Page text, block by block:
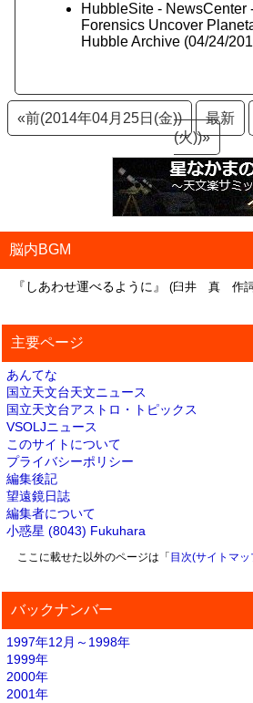
HubbleSite - NewsCenter
Forensics Uncover
Hubble Archive (04/24/
«前(2014年04月25日(金)) 最新
(火))»
脳内BGM
『しあわせ運べるように』 (臼井 真 作詞
主要ページ
あんてな
国立天文台天文ニュース
国立天文台アストロ・トピックス
VSOLJニュース
このサイトについて
プライバシーポリシー
編集後記
望遠鏡日誌
編集者について
小惑星 (8043) Fukuhara
ここに載せた以外のページは「 目次(サイトマッ
バックナンバー
1997年12月～1998年
1999年
2000年
2001年